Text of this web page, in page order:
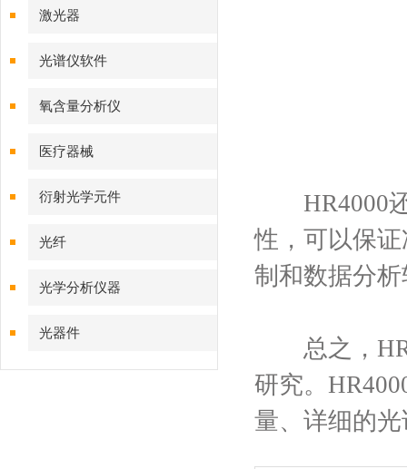
激光器
光谱仪软件
氧含量分析仪
医疗器械
衍射光学元件
光纤
光学分析仪器
光器件
HR4000还
性，可以保
制和数据分
总之，
研究。
量、详细的